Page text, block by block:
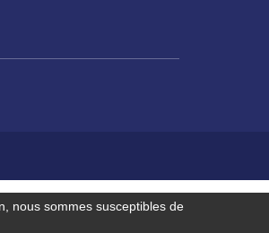
nous sommes susceptibles de